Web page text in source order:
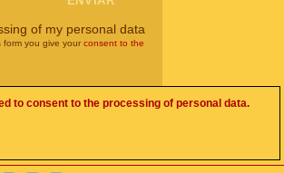
of my personal data
form you give your consent to the
to consent to the processing of personal data.